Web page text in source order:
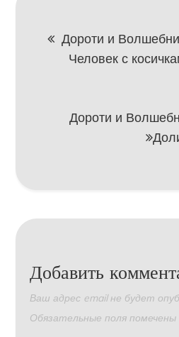
Навигация
записям
Дороти и
Человек с
Дороти и
Добавить
Ваш адрес email не будет
Обязательные поля помечены